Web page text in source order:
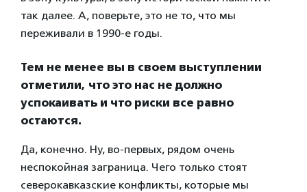
так далее. А, поверьте, это не то, что мы
переживали в 1990-е годы.
Тем не менее вы в своем выступлении
отметили, что это нас не должно
успокаивать и что риски все равно
остаются.
Да, конечно. Ну, во-первых, рядом очень
неспокойная заграница. Чего только стоят
северокавказские конфликты, которые мы